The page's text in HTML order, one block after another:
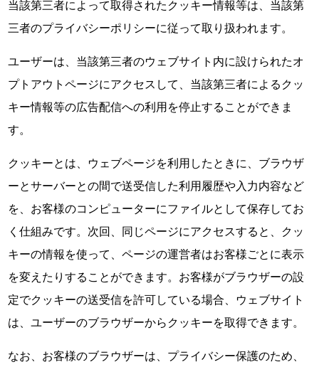
当該第三者によって取得されたクッキー情報等は、当該第
三者のプライバシーポリシーに従って取り扱われます。
ユーザーは、当該第三者のウェブサイト内に設けられたオ
プトアウトページにアクセスして、当該第三者によるクッ
キー情報等の広告配信への利用を停止することができま
す。
クッキーとは、ウェブページを利用したときに、ブラウザ
ーとサーバーとの間で送受信した利用履歴や入力内容など
を、お客様のコンピューターにファイルとして保存してお
く仕組みです。次回、同じページにアクセスすると、クッ
キーの情報を使って、ページの運営者はお客様ごとに表示
を変えたりすることができます。お客様がブラウザーの設
定でクッキーの送受信を許可している場合、ウェブサイト
は、ユーザーのブラウザーからクッキーを取得できます。
なお、お客様のブラウザーは、プライバシー保護のため、